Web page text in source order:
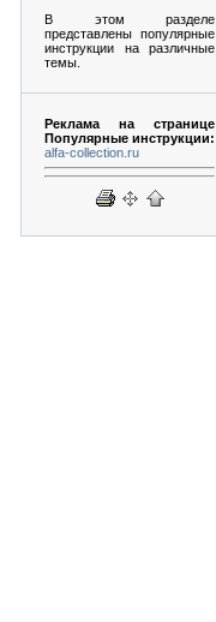
В этом разделе
представлены популярные
инструкции на различные
темы.
Реклама на странице
Популярные инструкции:
alfa-collection.ru